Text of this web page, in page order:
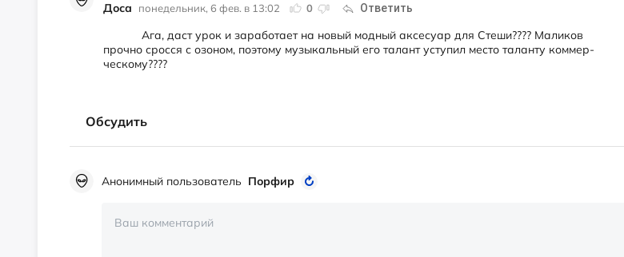
Доса понедельник, 6 фев. в 13:02 0 Ответить
Ага, даст урок и за­ра­бо­та­ет на но­вый мод­ный ак­се­су­ар для Сте­ши???? Ма­ли­ков
проч­но срос­ся с озо­ном, по­это­му му­зы­каль­ный его та­лант ус­ту­пил мес­то та­лан­ту ком­мер­
чес­ко­му????
Обсудить
Анонимный пользователь Порфир